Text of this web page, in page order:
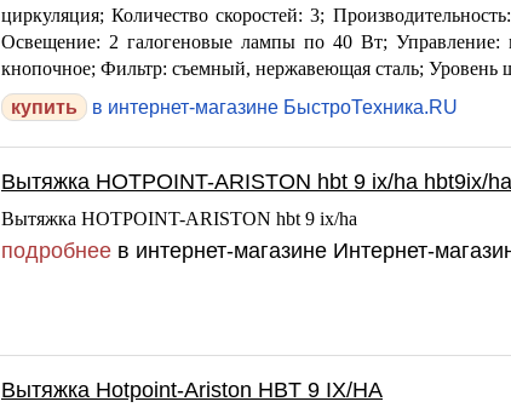
циркуляция; Количество скоростей: 3;
Освещение: 2 галогеновые лампы по 40 Вт; Управление:
кнопочное; Фильтр: съемный, нержавеющая сталь; Уровень
купить
в интернет-магазине БыстроТехника.RU
Вытяжка HOTPOINT-ARISTON hbt 9 ix/ha hbt9ix/ha
Вытяжка HOTPOINT-ARISTON hbt 9 ix/ha
подробнее в интернет-магазине Интернет-
Вытяжка Hotpoint-Ariston HBT 9 IX/HA